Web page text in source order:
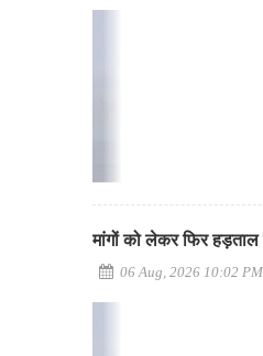
मांगों को लेकर फिर हड़ताल
06 Aug, 2026 10:02 PM